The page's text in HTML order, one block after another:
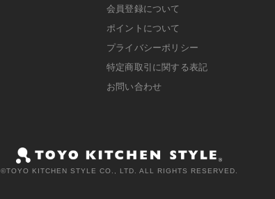
会員登録について
ポイントについて
プライバシーポリシー
特定商取引に関する表記
お問い合わせ
©️TOYO KITCHEN STYLE CO., LTD. ALL RIGHTS RESERVED.